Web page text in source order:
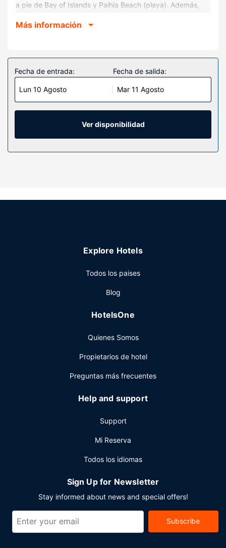
a pie de Bay of Islands y Paihia Beach (playa). Además,
Church y a 0,9 km de Muelle Paihia.
Te sentirás como en tu propia casa en cualquiera de las
114 habitaciones con aire acondicionado y frigorífico. Para
los momentos de ocio, tendrás un televisor con canales
digitales y conexión a Internet por cable y wifi gratis. El
baño privado con ducha está provisto de artículos de
higiene personal gratuitos y secadores de pelo. Entre las
comodidades, se incluyen caja fuerte, escritorio y teléfono.
Servicios hotel
Con una piscina al aire libre y muchas otras instalaciones
Internet wifi gratis, servicios de conserjería y una zona de
Nikau Restaurant. Qué mejor forma de acabar el día que
con un coste adicional, se ofrece de lunes a viernes de
una lavandería a tu disposición. ¿Estás organizando un
metros cuadrados de espacio con zona para conferencias
y 2 salas de reuniones. Hay un aparcamiento sin asistencia
Más información
Fecha de entrada:
Lun 10 Agosto
Fecha de salida:
Mar 11 Agosto
Ver disponibilidad
Explore Hotels
Todos los paises
Blog
HotelsOne
Quienes Somos
Propietarios de hotel
Preguntas más frecuentes
Help and support
Support
Mi Reserva
Todos los idiomas
Sign Up for Newsletter
Stay informed about news and special offers!
Subscribe